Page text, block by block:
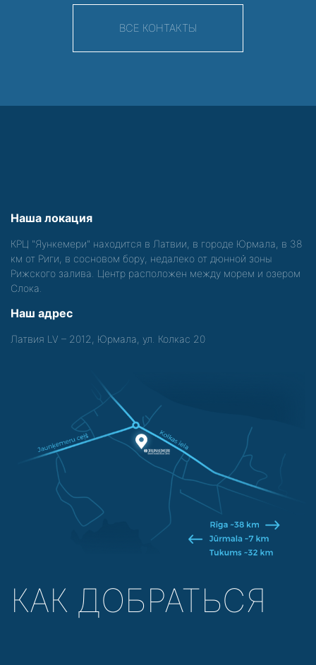
ВСЕ КОНТАКТЫ
Наша локация
КРЦ "Яункемери" находится в Латвии, в городе Юрмала, в 38
км от Риги, в сосновом бору, недалеко от дюнной зоны
Рижского залива. Центр расположен между морем и озером
Слока.
Наш адрес
Латвия LV – 2012, Юрмала, ул. Колкас 20
КАК ДОБРАТЬСЯ